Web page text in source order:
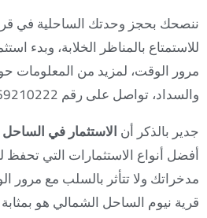
ننصحك بحجز وحدتك الساحلية في
للاستمتاع بالمناظر الخلابة، وبدء
مرور الوقت، لمزيد من المعلومات
والسداد، تواصل على رقم 01069210222.
جدير بالذكر أنالاستثمار في
أفضل أنواع الاستثمارات التي تحفظ
مدخراتك ولا تتأثر بالسلب مع مرور
قرية نيوم الساحل الشمالي هو